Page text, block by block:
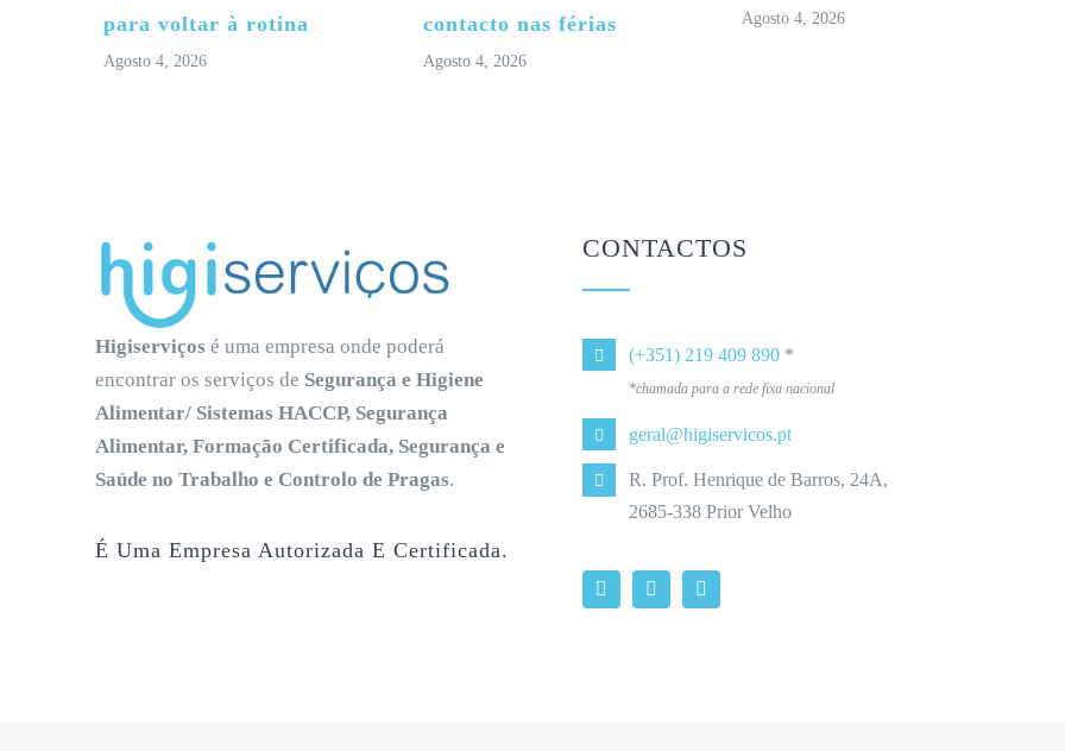
para voltar à rotina
Agosto 4, 2026
contacto nas férias
Agosto 4, 2026
Agosto 4, 2026
Higiserviços é uma empresa onde poderá
encontrar os serviços de Segurança e Higiene
Alimentar/ Sistemas HACCP, Segurança
Alimentar, Formação Certificada, Segurança e
Saúde no Trabalho e Controlo de Pragas.
É Uma Empresa Autorizada E Certificada.
CONTACTOS
(+351) 219 409 890*
*chamada para a rede fixa nacional
geral@higiservicos.pt
R. Prof. Henrique de Barros, 24A,
2685-338 Prior Velho